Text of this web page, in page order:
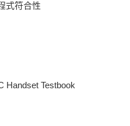
式符合性
Handset Testbook